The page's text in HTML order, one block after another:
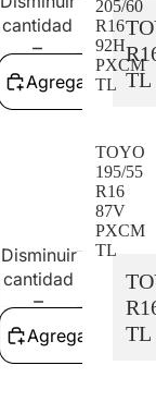
cantidad
Agregar al
205/60
R16
92H
PXCM
TL TL
Disminuir
cantidad
Agregar al
TOYO
195/55
R16
87V
PXCM
TL
TL